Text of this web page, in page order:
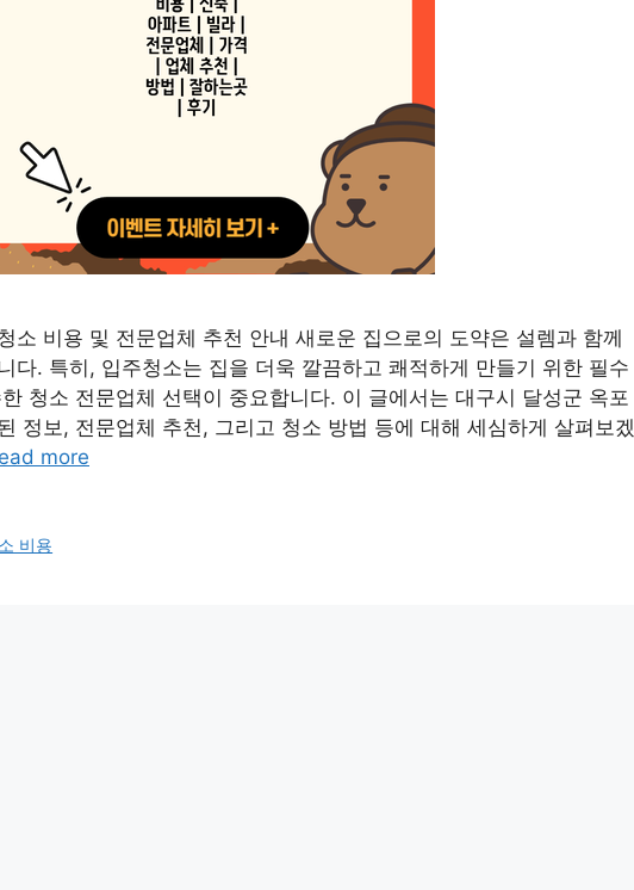
소 비용 및 전문업체 추천 안내 새로운 집으로의 도약은 설렘과 함께
다. 특히, 입주청소는 집을 더욱 깔끔하고 쾌적하게 만들기 위한 필수
청소 전문업체 선택이 중요합니다. 이 글에서는 대구시 달성군 옥포
정보, 전문업체 추천, 그리고 청소 방법 등에 대해 세심하게 살펴보겠
more
비용